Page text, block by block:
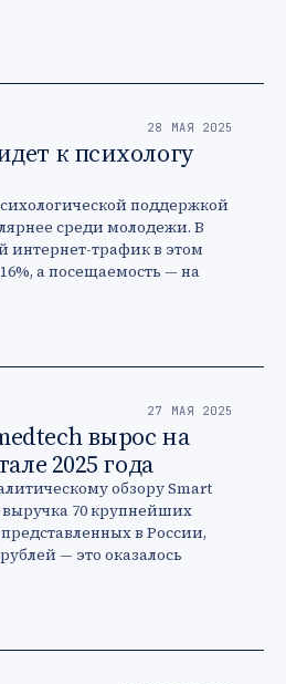
28 МАЯ 2025
к психологу
поддержкой
среди молодежи. В
интернет-трафик в этом
а посещаемость — на
27 МАЯ 2025
вырос на
2025 года
обзору Smart
70 крупнейших
в России,
— это оказалось